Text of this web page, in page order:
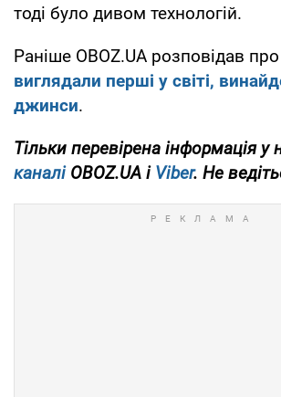
тоді було дивом технологій.
Раніше OBOZ.UA розповідав про
виглядали перші у світі,
джинси.
Тільки перевірена інформація у
каналіOBOZ.UA і Viber. Не